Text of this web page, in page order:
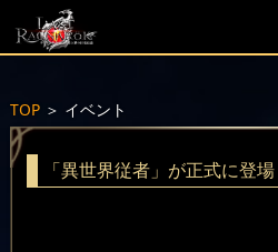
TOP＞ イベント
「異世界従者」が正式に登場